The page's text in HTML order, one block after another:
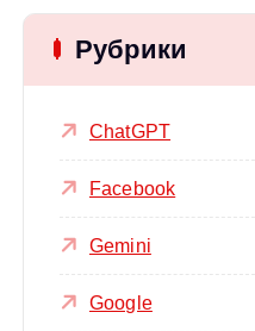
Рубрики
ChatGPT
Facebook
Gemini
Google